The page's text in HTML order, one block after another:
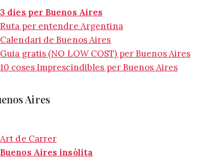
3 dies per Buenos Aires
Ruta per entendre Argentina
Calendari de Buenos Aires
Guia gratis (NO LOW COST) per Buenos Aires
10 coses Imprescindibles per Buenos Aires
Aires
Art de Carrer
Buenos Aires insòlita